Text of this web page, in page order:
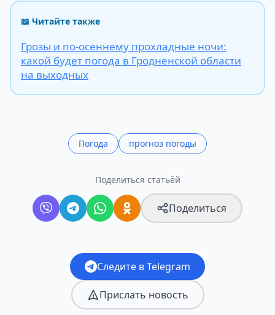
📖 Читайте также
Грозы и по-осеннему прохладные ночи:
какой будет погода в Гродненской области
на выходных
Погода прогноз погоды
Поделиться статьёй
Поделиться
Следите в Telegram
Прислать новость